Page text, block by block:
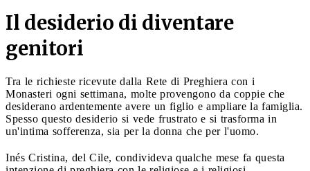
Il desiderio di diventare
genitori
Tra le richieste ricevute dalla Rete di Preghiera con i
Monasteri ogni settimana, molte provengono da coppie che
desiderano ardentemente avere un figlio e ampliare la famiglia.
Spesso questo desiderio si vede frustrato e si trasforma in
un'intima sofferenza, sia per la donna che per l'uomo.
Inés Cristina, del Cile, condivideva qualche mese fa questa